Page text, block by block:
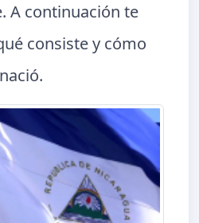
A continuación te
consiste y cómo
nació.